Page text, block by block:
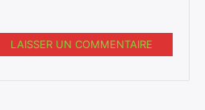
LAISSER UN COMMENTAIRE